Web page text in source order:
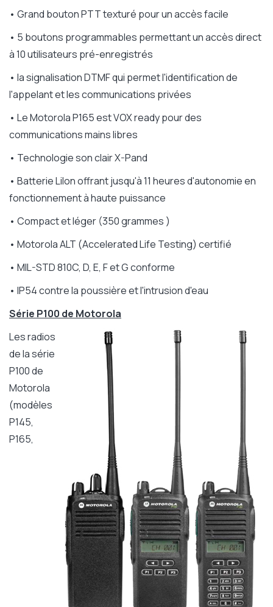
• Grand bouton PTT texturé pour un accès facile
• 5 boutons programmables permettant un accès direct
à 10 utilisateurs pré-enregistrés
• la signalisation DTMF qui permet l'identification de
l'appelant et les communications privées
• Le Motorola P165 est VOX ready pour des
communications mains libres
• Technologie son clair X-Pand
• Batterie LiIon offrant jusqu'à 11 heures d'autonomie en
fonctionnement à haute puissance
• Compact et léger (350 grammes )
• Motorola ALT (Accelerated Life Testing) certifié
• MIL-STD 810C, D, E, F et G conforme
• IP54 contre la poussière et l'intrusion d'eau
Série P100 de Motorola
Les radios
de la série
P100 de
Motorola
(modèles
P145,
P165,